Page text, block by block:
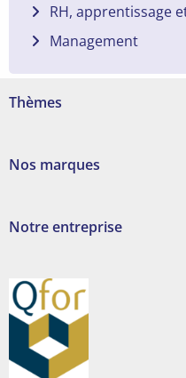
RH, apprentissage
Management
Thèmes
Nos marques
Notre entreprise